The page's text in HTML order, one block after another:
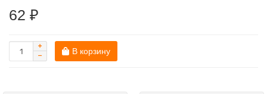
62 ₽
В корзину